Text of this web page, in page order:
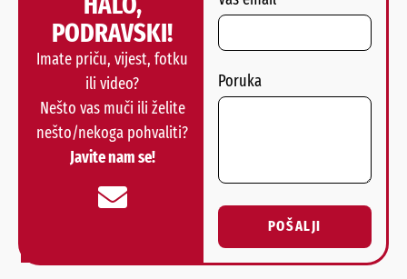
PODRAVSKI!
Imate priču, vijest, fotku
ili video?
Nešto vas muči ili želite
nešto/nekoga pohvaliti?
Javite nam se!
Poruka
POŠALJI
Alternative: